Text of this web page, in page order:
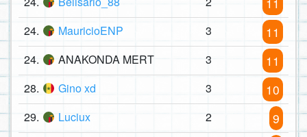
24. MauricioENP 3 11
24. ANAKONDA MERT 3 11
28. Gino xd 3 10
29. Luciux 2 9